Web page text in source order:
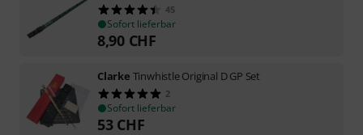
45
Sofort lieferbar
8,90 CHF
Clarke Tinwhistle Original D GP Set
2
Sofort lieferbar
53 CHF